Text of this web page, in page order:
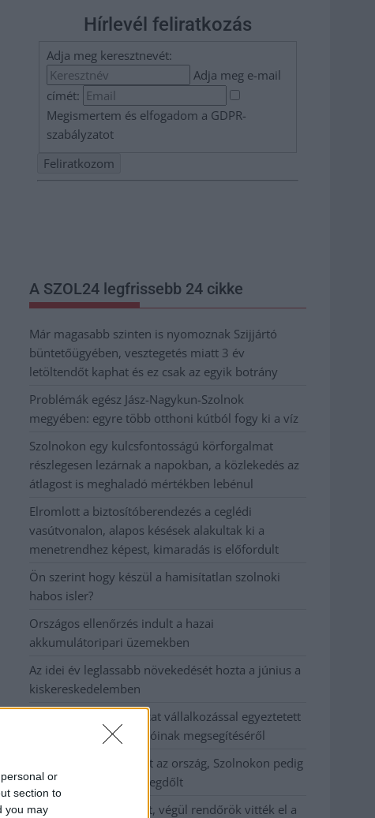
or
section to
you may
Hírlevél feliratkozás
Adja meg keresztnevét:
Adja meg e-mail
címét:
Megismertem és elfogadom a GDPR-
szabályzatot
A SZOL24 legfrissebb 24 cikke
Már magasabb szinten is nyomoznak Szijjártó
büntetőügyében, vesztegetés miatt 3 év
letöltendőt kaphat és ez csak az egyik botrány
Problémák egész Jász-Nagykun-Szolnok
megyében: egyre több otthoni kútból fogy ki a víz
Szolnokon egy kulcsfontosságú körforgalmat
részlegesen lezárnak a napokban, a közlekedés az
átlagost is meghaladó mértékben lebénul
Elromlott a biztosítóberendezés a ceglédi
vasútvonalon, alapos késések alakultak ki a
menetrendhez képest, kimaradás is előfordult
Ön szerint hogy készül a hamisítatlan szolnoki
habos isler?
Országos ellenőrzés indult a hazai
akkumulátoripari üzemekben
Az idei év leglassabb növekedését hozta a június a
kiskereskedelemben
Györfi Mihály több tucat vállalkozással egyeztetett
a kerékpárgyár dolgozóinak megsegítéséről
41 fok fölé forrósodott az ország, Szolnokon pedig
egy másik rekord is megdőlt
Egy telefonhívást akart, végül rendőrök vitték el a